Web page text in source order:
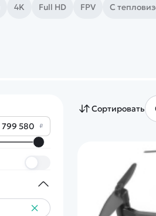
4K Full HD FPV С
₽
Сортировать